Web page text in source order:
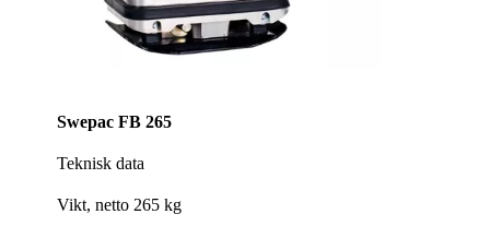
Swepac FB 265
Teknisk data
Vikt, netto 265 kg